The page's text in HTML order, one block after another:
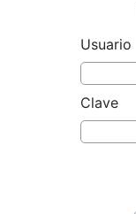
Usuario
Clave